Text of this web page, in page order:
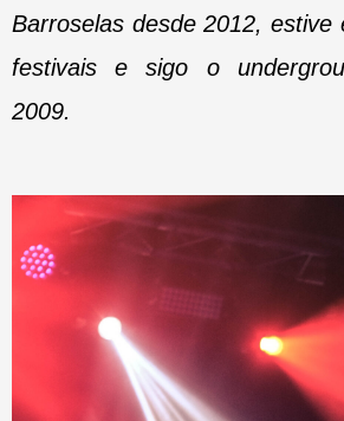
Barroselas desde 2012, estive
festivais e sigo o
2009.